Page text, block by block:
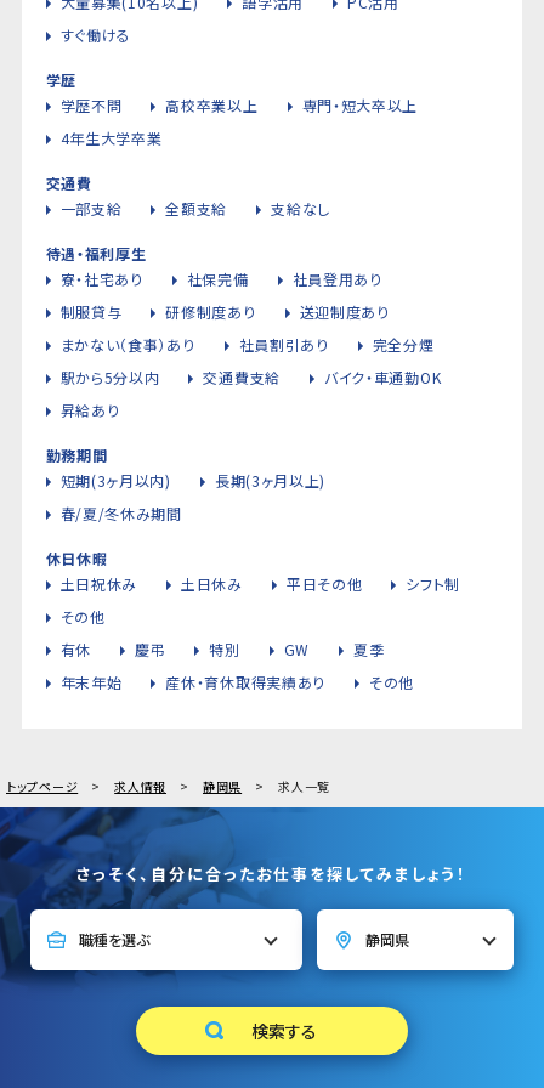
すぐ働ける
学歴
学歴不問
高校卒業以上
専門・短大卒以上
4年生大学卒業
交通費
一部支給
全額支給 支給なし
待遇・福利厚生
寮・社宅あり
社保完備
社員登用あり
制服貸与
研修制度あり
送迎制度あり
まかない（食事）あり
社員割引あり
完全分煙
駅から5分以内
交通費支給
バイク・車通勤OK
昇給あり
勤務期間
短期(3ヶ月以内)
長期(3ヶ月以上)
春/夏/冬休み期間
休日休暇
土日祝休み
土日休み 平日その他
シフト制
その他
有休
慶弔 特別 GW
夏季
年末年始
産休・育休取得実績あり その他
トップページ 求人情報 静岡県 求人一覧
さっそく、自分に合ったお仕事を探してみましょう！